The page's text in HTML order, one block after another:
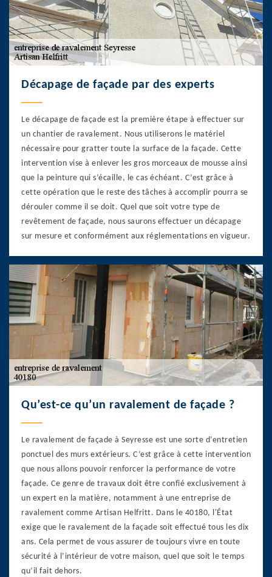
Décapage de façade par des experts
Le décapage de façade est la première étape à effectuer sur
un chantier de ravalement. Nous utiliserons le matériel
nécessaire pour gratter toute la surface de la façade. Cette
intervention vise à enlever les gros morceaux de mousse ainsi
que la peinture qui s’écaille, le cas échéant. C’est grâce à
cette opération que le reste des tâches à accomplir pourra se
dérouler comme il se doit. Quel que soit votre type de
revêtement de façade, nous saurons effectuer un décapage
sur mesure et conformément aux réglementations en vigueur.
Qu’est-ce qu’un ravalement de façade ?
Le ravalement de façade à Seyresse est une sorte d’entretien
ponctuel des murs extérieurs. C’est grâce à cette intervention
que nous allons pouvoir renforcer la performance de votre
façade. Ce genre de travaux doit être confié exclusivement à
un expert en la matière, notamment à une entreprise de
ravalement comme Artisan Helfritt. Dans le 40180, l'État
exige que le ravalement de la façade soit effectué tous les dix
ans. Cela permet de vous assurer de toujours vivre en toute
sécurité à l’intérieur de votre maison, quel que soit le temps
qu’il fait dehors.